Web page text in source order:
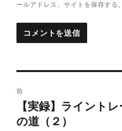
ールアドレス、サイトを保存する。
稿
ナ
前
去
【実録】ライント
の道（２）